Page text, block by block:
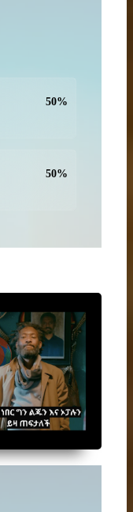
50%
50%